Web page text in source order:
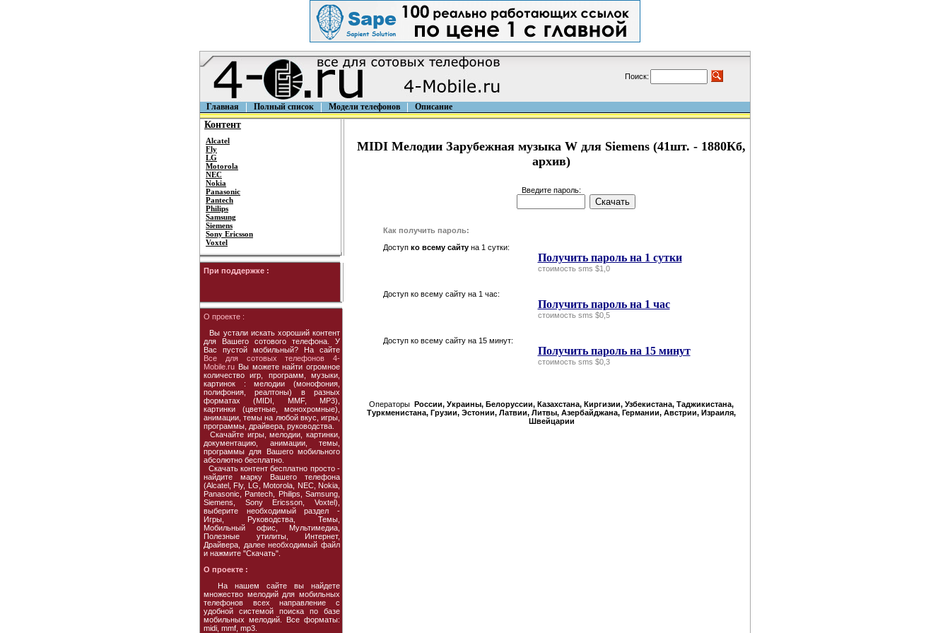
Поиск:
Главная Полный список Модели телефонов Описание
Контент
Alcatel
Fly
LG
Motorola
NEC
Nokia
Panasonic
Pantech
Philips
Samsung
Siemens
Sony Ericsson
Voxtel
При поддержке :
О проекте :
Вы устали искать хороший контент
для Вашего сотового телефона. У
Вас пустой мобильный? На сайте
Все для сотовых телефонов 4-
Mobile.ru Вы можете найти огромное
количество игр, программ, музыки,
картинок : мелодии (монофония,
полифония, реалтоны) в разных
форматах (MIDI, MMF, MP3),
картинки (цветные, монохромные),
анимации, темы на любой вкус, игры,
программы, драйвера, руководства.
Скачайте игры, мелодии, картинки,
документацию, анимации, темы,
программы для Вашего мобильного
абсолютно бесплатно.
Скачать контент бесплатно просто -
найдите марку Вашего телефона
(Alcatel, Fly, LG, Motorola, NEC, Nokia,
Panasonic, Pantech, Philips, Samsung,
Siemens, Sony Ericsson, Voxtel),
выберите необходимый раздел -
Игры, Руководства, Темы,
Мобильный офис, Мультимедиа,
Полезные утилиты, Интернет,
Драйвера, далее необходимый файл
и нажмите "Скачать".
О проекте :
На нашем сайте вы найдете
множество мелодий для мобильных
телефонов всех направление с
удобной системой поиска по базе
мобильных мелодий. Все форматы:
midi, mmf, mp3.
MIDI Мелодии Зарубежная музыка W для Siemens (41шт. - 1880Кб,
архив)
Введите пароль:
Как получить пароль:
Доступ ко всему сайтуна 1 сутки:
Получить пароль на 1 сутки
стоимость sms $1,0
Доступ ко всему сайту на 1 час:
Получить пароль на 1 час
стоимость sms $0,5
Доступ ко всему сайту на 15 минут:
Получить пароль на 15 минут
стоимость sms $0,3
Операторы России, Украины, Белорусcии, Казахстана, Киргизии, Узбекистана, Таджикистана,
Туркменистана, Грузии, Эстонии, Латвии, Литвы, Азербайджана, Германии, Австрии, Израиля,
Швейцарии